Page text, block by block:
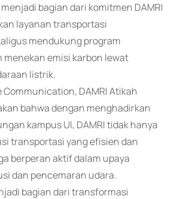
bagian dari komitmen DAMRI
layanan transportasi
mendukung program
menekan emisi karbon lewat
listrik.
Communication, DAMRI Atikah
bahwa dengan menghadirkan
kampus UI, DAMRI tidak hanya
transportasi yang efisien dan
berperan aktif dalam upaya
dan pencemaran udara.
bagian dari transformasi